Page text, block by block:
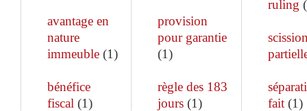
avantage en
nature
immeuble (1)
bénéfice
fiscal (1)
provision
pour garantie
(1)
règle des 183
jours(1)
ruling (
fait(1)